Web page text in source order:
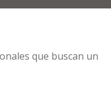
que buscan un